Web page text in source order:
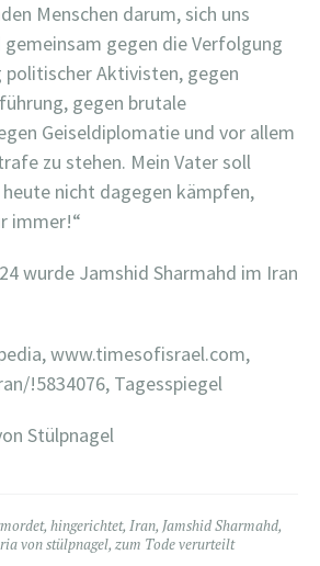
Menschen darum, sich uns
gemeinsam gegen die Verfolgung
politischer Aktivisten, gegen
gegen brutale
Geiseldiplomatie und vor allem
zu stehen. Mein Vater soll
nicht dagegen kämpfen,
immer!“
wurde Jamshid Sharmahd im Iran
www.timesofisrael.com,
!5834076, Tagesspiegel
Stülpnagel
, hingerichtet, Iran, Jamshid Sharmahd,
von stülpnagel, zum Tode verurteilt